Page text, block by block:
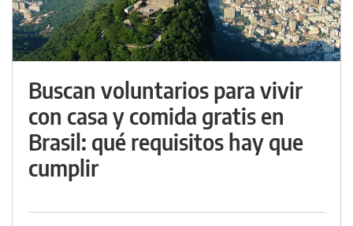
Buscan voluntarios para vivir
con casa y comida gratis en
Brasil: qué requisitos hay que
cumplir